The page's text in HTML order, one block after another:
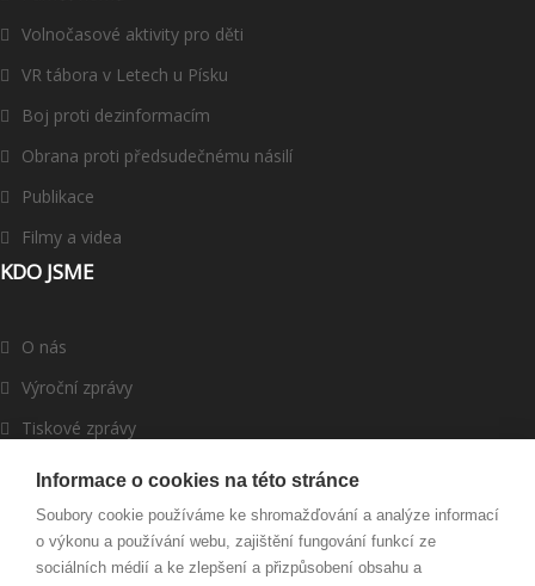
Volnočasové aktivity pro děti
VR tábora v Letech u Písku
Boj proti dezinformacím
Obrana proti předsudečnému násilí
Publikace
Filmy a videa
KDO JSME
O nás
Výroční zprávy
Tiskové zprávy
ROMEA v médiích
Dárci a partneři
Darujte
Informace o cookies na této stránce
Soubory cookie používáme ke shromažďování a analýze informací
o výkonu a používání webu, zajištění fungování funkcí ze
sociálních médií a ke zlepšení a přizpůsobení obsahu a